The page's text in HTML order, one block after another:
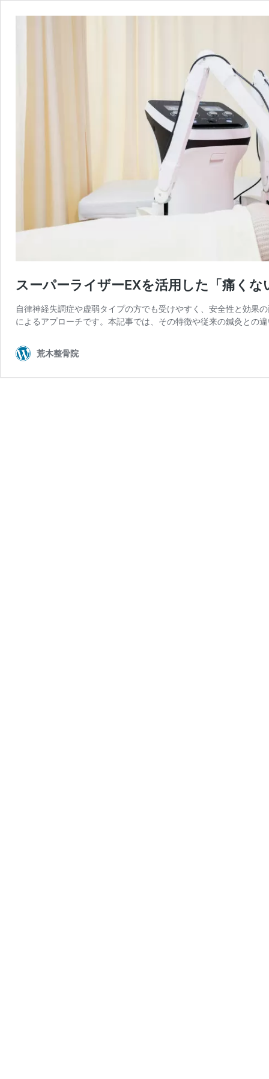
スーパーライザーEXを活用した「痛く
自律神経失調症や虚弱タイプの方でも受けやすく、安全性と効果
によるアプローチです。本記事では、その特徴や従来の鍼灸との
荒木整骨院